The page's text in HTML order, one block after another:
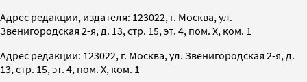
Адрес редакции, издателя: 123022, г. Москва, ул.
Звенигородская 2-я, д. 13, стр. 15, эт. 4, пом. X, ком. 1
Адрес редакции: 123022, г. Москва, ул. Звенигородская 2-я, д.
13, стр. 15, эт. 4, пом. X, ком. 1